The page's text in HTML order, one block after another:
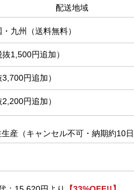
配送地域
九州（送料無料）
1,500円追加）
円追加）
円追加）
産（キャンセル不可・納期約10日